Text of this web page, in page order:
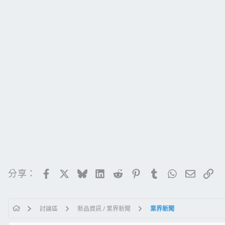
分享： FacebookBlueskyLinkedIn
RedditPinterestTumblrWhatsApp
電子郵
連
討論區 新品資訊 / 業界新聞 業界新聞